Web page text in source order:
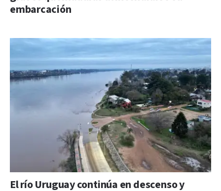
embarcación
El río Uruguay continúa en descenso y